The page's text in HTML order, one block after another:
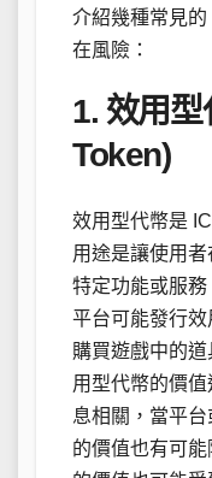
介紹幾種常見
在風險：
1. 效用
Token)
效用型代幣是
用途是讓使用
特定功能或服
平台可能發行
購買遊戲中的
用型代幣的價
息相關，當平
的價值也有可